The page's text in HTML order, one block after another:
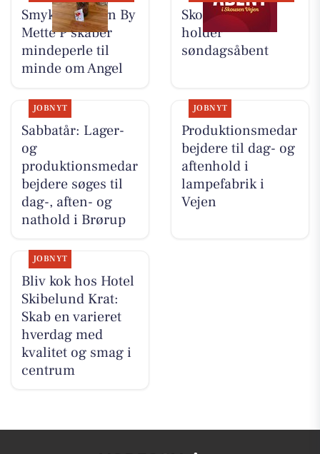
Smykke Design By
Mette P skaber
mindeperle til
minde om Angel
Skousen Vejen
holder
søndagsåbent
JOBNYT
Sabbatår: Lager-
og
produktionsmedar
bejdere søges til
dag-, aften- og
nathold i Brørup
JOBNYT
Produktionsmedar
bejdere til dag- og
aftenhold i
lampefabrik i
Vejen
JOBNYT
Bliv kok hos Hotel
Skibelund Krat:
Skab en varieret
hverdag med
kvalitet og smag i
centrum